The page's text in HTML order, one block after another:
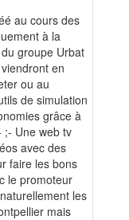
au cours des
à la
groupe Urbat
en
ou au
de simulation
grâce à
;- Une web tv
avec des
faire les bons
le promoteur
les
mais